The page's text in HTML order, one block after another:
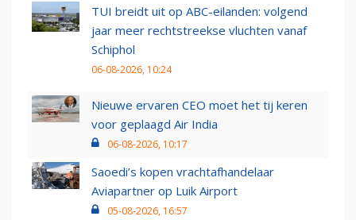
TUI breidt uit op ABC-eilanden: volgend
jaar meer rechtstreekse vluchten vanaf
Schiphol
06-08-2026, 10:24
Nieuwe ervaren CEO moet het tij keren
voor geplaagd Air India
06-08-2026, 10:17
Saoedi’s kopen vrachtafhandelaar
Aviapartner op Luik Airport
05-08-2026, 16:57